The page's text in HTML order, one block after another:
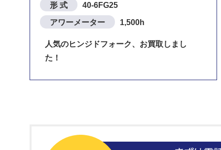
形 式 40-6FG25
アワーメーター 1,500h
人気のヒンジドフォーク、お買取しまし
た！